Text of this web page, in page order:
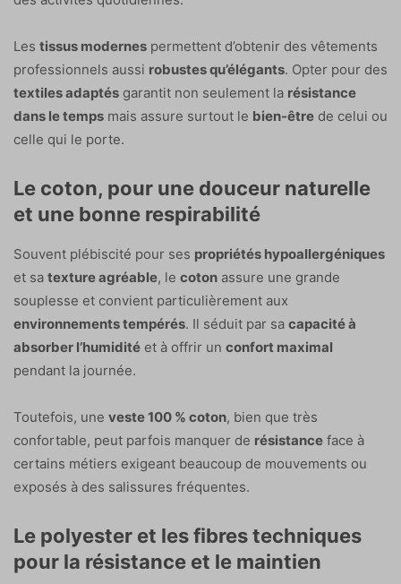
Les tissus modernes permettent d’obtenir des vêtements
professionnels aussi robustes qu’élégants. Opter pour des
textiles adaptés garantit non seulement la résistance
dans le temps mais assure surtout le bien-être de celui ou
celle qui le porte.
Le coton, pour une douceur naturelle
et une bonne respirabilité
Souvent plébiscité pour ses propriétés hypoallergéniques
et sa texture agréable, le coton assure une grande
souplesse et convient particulièrement aux
environnements tempérés. Il séduit par sa capacité à
absorber l’humidité et à offrir un confort maximal
pendant la journée.
Toutefois, une veste 100 % coton, bien que très
confortable, peut parfois manquer de résistance face à
certains métiers exigeant beaucoup de mouvements ou
exposés à des salissures fréquentes.
Le polyester et les fibres techniques
pour la résistance et le maintien